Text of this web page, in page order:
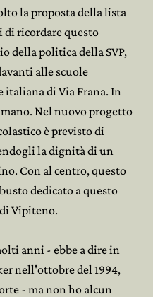
la proposta della lista
ricordare questo
della politica della SVP,
alle scuole
italiana di Via Frana. In
Nel nuovo progetto
è previsto di
la dignità di un
Con al centro, questo
dedicato a questo
Vipiteno.
anni - ebbe a dire in
nell'ottobre del 1994,
- ma non ho alcun